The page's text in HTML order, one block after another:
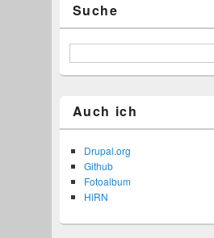
Suche
Auch ich
Drupal.org
Github
Fotoalbum
HiRN